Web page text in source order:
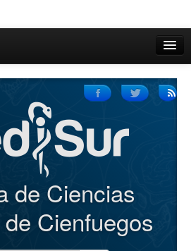
de Ciencias
Cienfuegos